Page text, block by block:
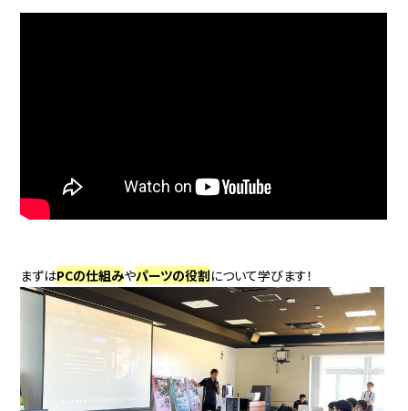
まずはPCの仕組みやパーツの役割について学びます！